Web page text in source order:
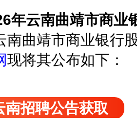
年云南曲靖市商业
南曲靖市商业银行
现将其公布如下：
南招聘公告获取